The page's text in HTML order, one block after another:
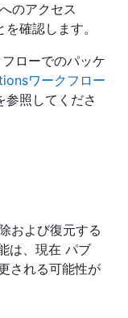
のアクセス
確認します。
ローでのパッケ
ワークフロー
参照してくださ
および復元する
は、現在 パブ
される可能性が